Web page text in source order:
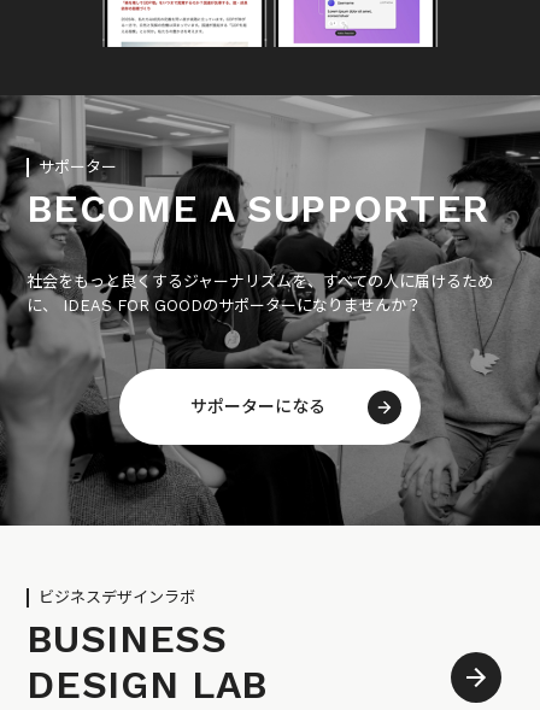
サポーター
BECOME A SUPPORTER
社会をもっと良くするジャーナリズムを、すべての人に届けるため
に、 IDEAS FOR GOODのサポーターになりませんか？
サポーターになる
ビジネスデザインラボ
BUSINESS
DESIGN LAB